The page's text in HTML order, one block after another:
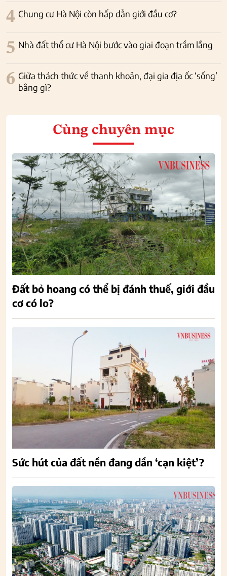
4 Chung cư Hà Nội còn hấp dẫn giới đầu cơ?
5 Nhà đất thổ cư Hà Nội bước vào giai đoạn trầm lắng
6 Giữa thách thức về thanh khoản, đại gia địa ốc ‘sống’
bằng gì?
Cùng chuyên mục
Đất bỏ hoang có thể bị đánh thuế, giới đầu
cơ có lo?
Sức hút của đất nền đang dần ‘cạn kiệt’?